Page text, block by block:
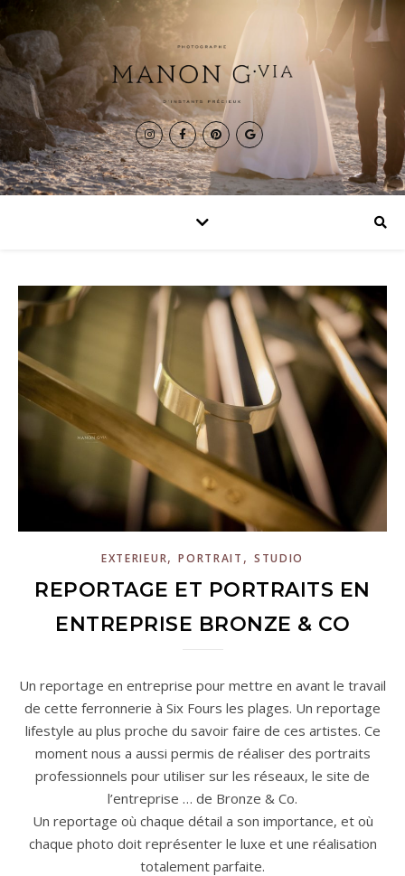
EXTERIEUR,PORTRAIT , STUDIO
REPORTAGE ET PORTRAITS EN
ENTREPRISE BRONZE & CO
Un reportage en entreprise pour mettre en avant le travail
de cette ferronnerie à Six Fours les plages. Un reportage
lifestyle au plus proche du savoir faire de ces artistes. Ce
moment nous a aussi permis de réaliser des portraits
professionnels pour utiliser sur les réseaux, le site de
l’entreprise … de Bronze & Co.
Un reportage où chaque détail a son importance, et où
chaque photo doit représenter le luxe et une réalisation
totalement parfaite.